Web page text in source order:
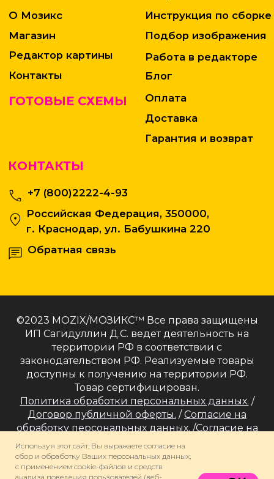
©2023 MOZIX/МОЗИКС™ Все права защищены
ИП Сагидуллин Д.С. ведет деятельность на
территории РФ в соответствии с
законодательством РФ. Реализуемые товары
доступны к получению на территории РФ.
Товар сертифицирован.
Политика обработки персональных данных. /
Договор публичной оферты. /Согласие на
обработку персональных данных. /Согласие на
получение информационных и рекламных
сообщений./Политика использования cookie-
файлов.
Используя этот сайт, Вы выражаете согласие на
сбор и обработку Ваших персональных данных,
с применением cookie-файлов и средств
анализа поведения пользователей (веб-